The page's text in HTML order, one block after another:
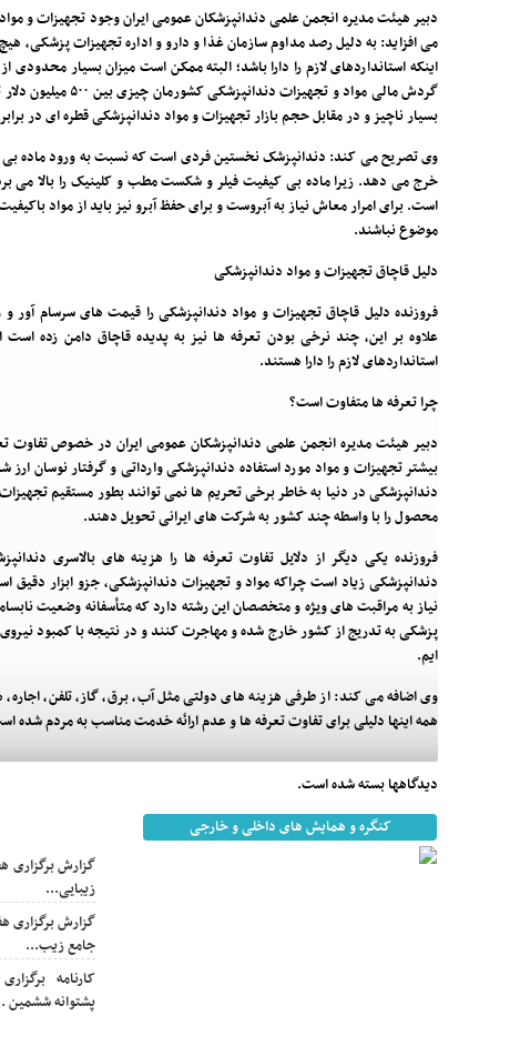
دبیر هیئت مدیره انجمن علمی دندانپزشکان عمومی ایران وجود تجهیزات و
می افزاید: به دلیل رصد مداوم سازمان غذا و دارو و اداره تجهیزات پزشکی،
اینکه استانداردهای لازم را دارا باشد؛ البته ممکن است میزان بسیار محدودی
گردش مالی مواد و
بسیار ناچیز و در مقابل حجم بازار تجهیزات و مواد دندانپزشکی قطره ای در
وی تصریح می کند: دندانپزشک نخستین فردی است که نسبت به ورود ماده
خرج می دهد. زیرا ماده بی کیفیت فیلر و شکست مطب و کلینیک را بالا می
است. برای امرار معاش نیاز به آبروست و برای حفظ آبرو نیز باید از مواد
موضوع نباشند.
دلیل قاچاق تجهیزات و مواد دندانپزشکی
فروزنده دلیل قاچاق تجهیزات و مواد دندانپزشکی را قیمت های سرسام
علاوه بر این، چند نرخی بودن تعرفه ها نیز به پدیده قاچاق دامن زده
استانداردهای لازم را دارا هستند.
چرا تعرفه ها متفاوت است؟
دبیر هیئت مدیره انجمن علمی دندانپزشکان عمومی ایران در خصوص تفاوت
بیشتر تجهیزات و مواد مورد استفاده دندانپزشکی وارداتی و گرفتار نوسان
دندانپزشکی در دنیا به خاطر برخی تحریم ها نمی توانند بطور مستقیم
محصول را با واسطه چند کشور به شرکت های ایرانی تحویل دهند.
فروزنده یکی دیگر از دلایل تفاوت تعرفه ها را هزینه های بالاسری
دندانپزشکی زیاد است چراکه مواد و تجهیزات دندانپزشکی، جزو ابزار دقیق
نیاز به مراقبت های ویژه و متخصصان این رشته دارد که متأسفانه وضعیت
پزشکی به تدریج از کشور خارج شده و مهاجرت کنند و در نتیجه با کمبود
ایم.
وی اضافه می کند: از طرفی هزینه های دولتی مثل آب، برق، گاز، تلفن، اجاره،
همه اینها دلیلی برای تفاوت تعرفه ها و عدم ارائه خدمت مناسب به مردم شده
دیدگاهها بسته شده است.
گزارش برگزاری
زیبایی...
گزارش برگزاری
جامع زیب...
کارنامه
پشتوانه ششمین
کنگره و همایش های داخلی و خارجی